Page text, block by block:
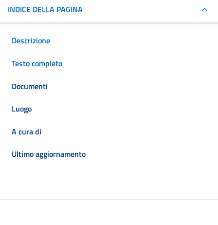
INDICE DELLA PAGINA
Descrizione
Testo completo
Documenti
Luogo
A cura di
Ultimo aggiornamento